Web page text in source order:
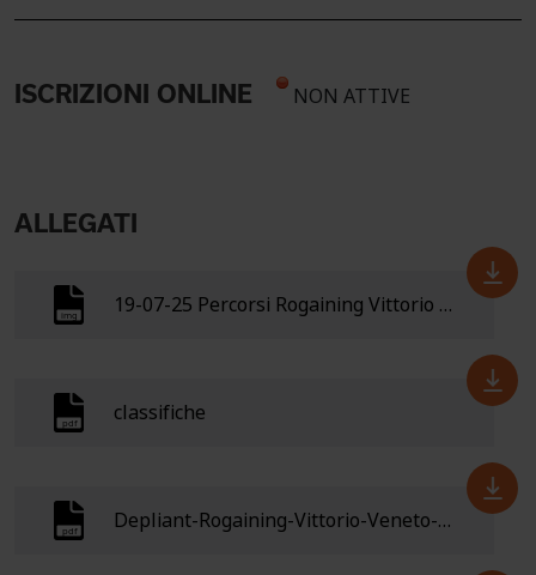
ISCRIZIONI ONLINE NON ATTIVE
ALLEGATI
19-07-25 Percorsi Rogaining Vittorio Veneto 2019 20000.All
classifiche
Depliant-Rogaining-Vittorio-Veneto-2019-b